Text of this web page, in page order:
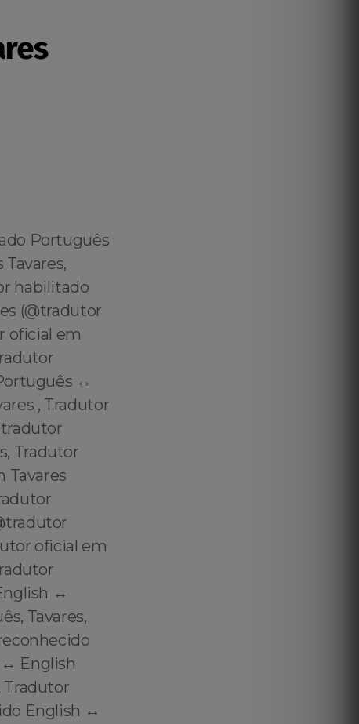
Português
habilitado
(@tradutor
oficial em
↔️
, Tradutor
Tradutor
Tavares
oficial em
↔️
Tavares,
↔️ English
Tradutor
English ↔️